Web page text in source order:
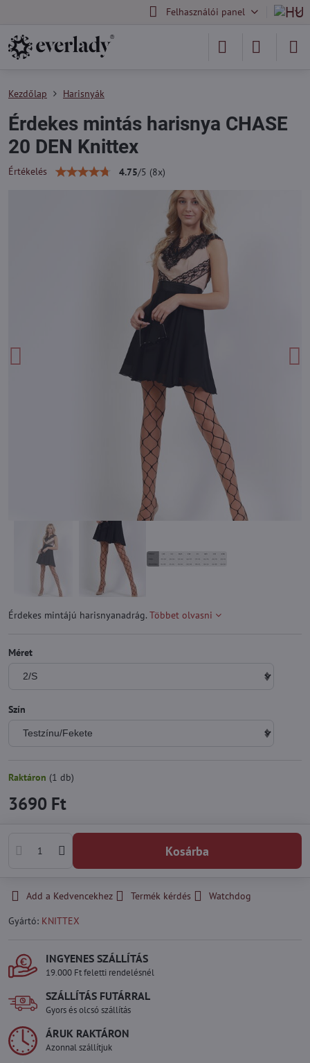
Felhasználói panel
Kezdőlap Harisnyák
Érdekes mintás harisnya CHASE
20 DEN Knittex
Értékelés 4.75/5 (8x)
Érdekes mintájú harisnyanadrág. Többet olvasni
Méret
Szín
Raktáron (1 db)
3690 Ft
Kosárba
Add a Kedvencekhez Termék kérdés
Watchdog
Gyártó: KNITTEX
INGYENES SZÁLLÍTÁS
19.000 Ft feletti rendelésnél
SZÁLLÍTÁS FUTÁRRAL
Gyors és olcsó szállítás
ÁRUK RAKTÁRON
Azonnal szállítjuk